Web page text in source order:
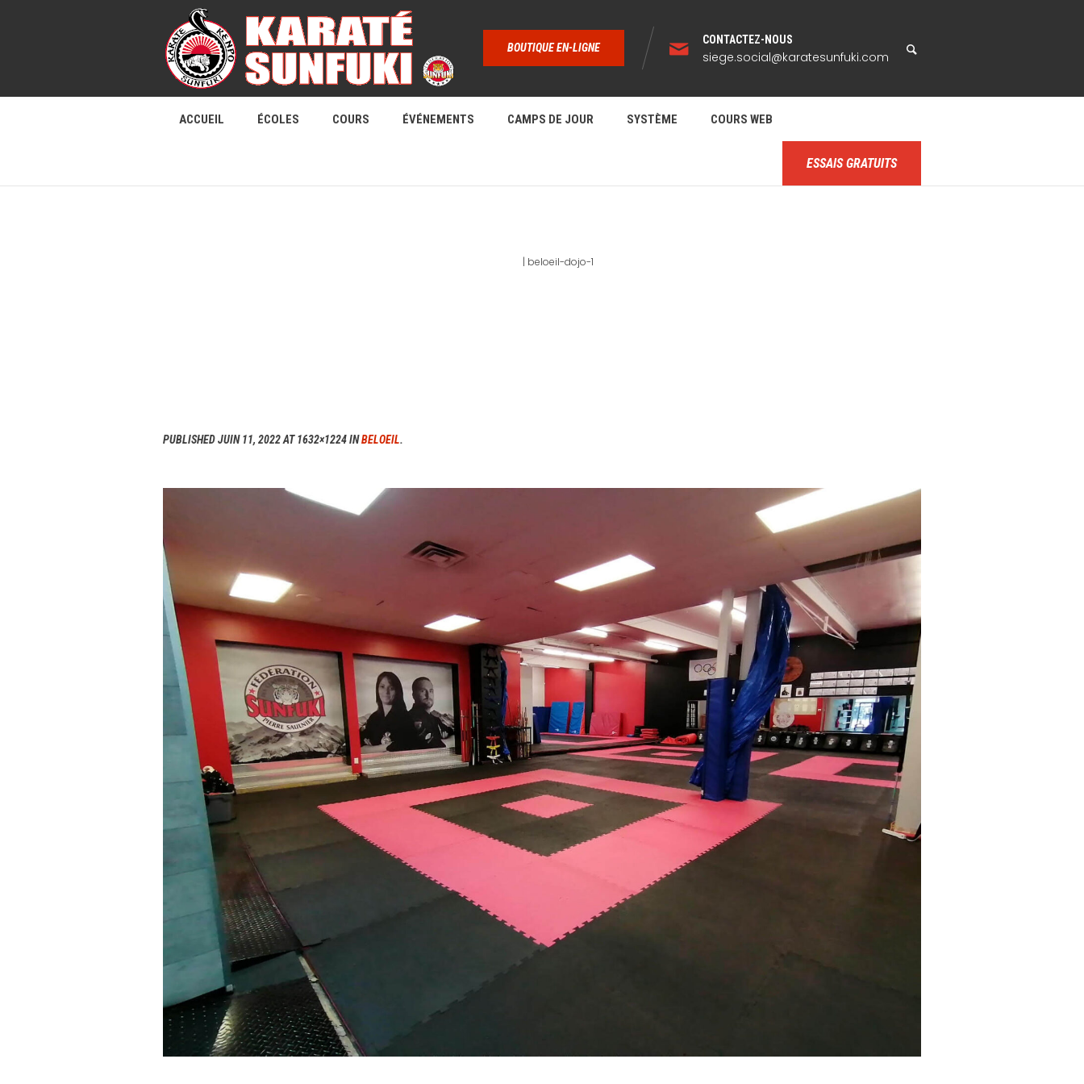
BOUTIQUE EN-LIGNE
CONTACTEZ-NOUS
siege.social@karatesunfuki.com
ACCUEIL ÉCOLES COURS ÉVÉNEMENTS CAMPS DE JOUR SYSTÈME COURS WEB
ESSAIS GRATUITS
| beloeil-dojo-1
PUBLISHEDJUIN 11, 2022AT 1632×1224 INBELOEIL.